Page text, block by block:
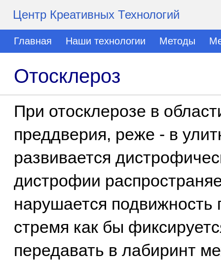
Центр Креативных Технологий
Главная Наши технологии Методы
Отосклероз
При отосклерозе в
преддверия, реже - в
развивается
дистрофии
нарушается подвижность
стремя как бы
передавать в лабиринт